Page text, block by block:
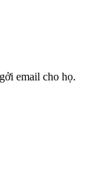
email cho họ.